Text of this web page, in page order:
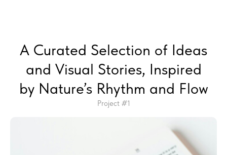
A Curated Selection of Ideas
and Visual Stories, Inspired
by Nature’s Rhythm and Flow
Project #1